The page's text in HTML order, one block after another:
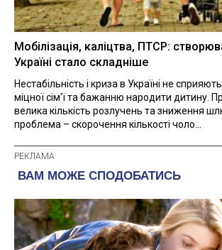
Мобілізація, каліцтва, ПТСР:
Україні стало складніше
Нестабільність і криза в Україні не
міцної сім'ї та бажанню народити дитину.
велика кількість розлучень та зниження
проблема – скорочення кількості чоло...